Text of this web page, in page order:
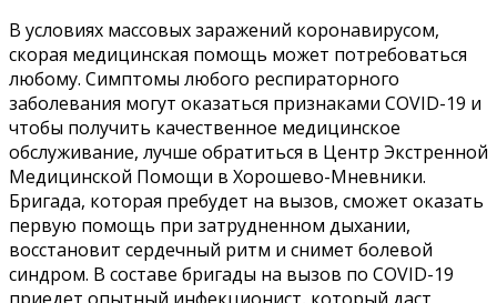
В условиях массовых заражений коронавирусом,
скорая медицинская помощь может потребоваться
любому. Симптомы любого респираторного
заболевания могут оказаться признаками COVID-19 и
чтобы получить качественное медицинское
обслуживание, лучше обратиться в Центр Экстренной
Медицинской Помощи в Хорошево-Мневники.
Бригада, которая пребудет на вызов, сможет оказать
первую помощь при затрудненном дыхании,
восстановит сердечный ритм и снимет болевой
синдром. В составе бригады на вызов по COVID-19